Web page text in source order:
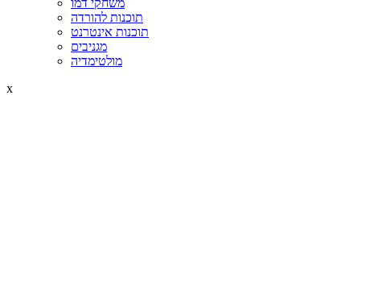
משחקי דמו
תוכנות להורדה
תוכנות אינטרנט
מגניבים
מולטימדיה
x